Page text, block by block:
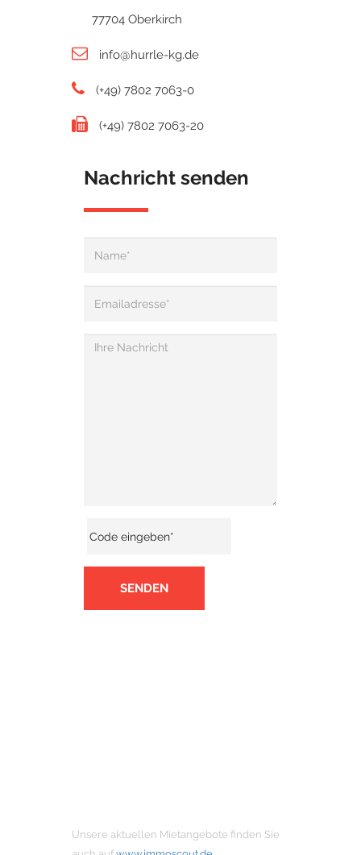
77704 Oberkirch
info@hurrle-kg.de
(+49) 7802 7063-0
(+49) 7802 7063-20
Nachricht senden
SENDEN
Unsere aktuellen Mietangebote finden Sie